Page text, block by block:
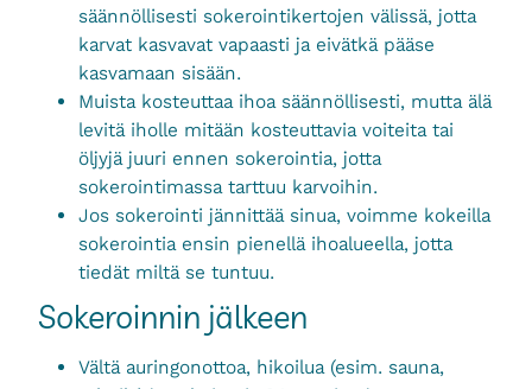
säännöllisesti sokerointikertojen välissä, jotta
karvat kasvavat vapaasti ja eivätkä pääse
kasvamaan sisään.
Muista kosteuttaa ihoa säännöllisesti, mutta älä
levitä iholle mitään kosteuttavia voiteita tai
öljyjä juuri ennen sokerointia, jotta
sokerointimassa tarttuu karvoihin.
Jos sokerointi jännittää sinua, voimme kokeilla
sokerointia ensin pienellä ihoalueella, jotta
tiedät miltä se tuntuu.
Sokeroinnin jälkeen
Vältä auringonottoa, hikoilua (esim. sauna,